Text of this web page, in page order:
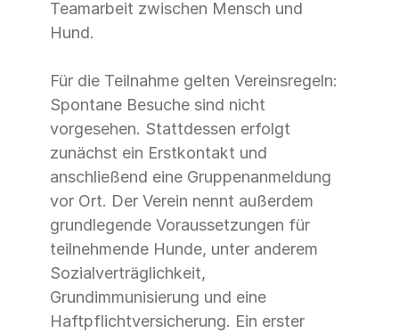
Teamarbeit zwischen Mensch und
Hund.
Für die Teilnahme gelten Vereinsregeln:
Spontane Besuche sind nicht
vorgesehen. Stattdessen erfolgt
zunächst ein Erstkontakt und
anschließend eine Gruppenanmeldung
vor Ort. Der Verein nennt außerdem
grundlegende Voraussetzungen für
teilnehmende Hunde, unter anderem
Sozialverträglichkeit,
Grundimmunisierung und eine
Haftpflichtversicherung. Ein erster